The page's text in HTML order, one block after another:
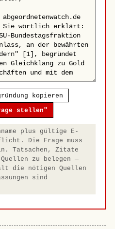
kopieren
stellen"
plus gültige E-
Die Frage muss
Tatsachen, Zitate
zu belegen —
die nötigen Quellen
sind